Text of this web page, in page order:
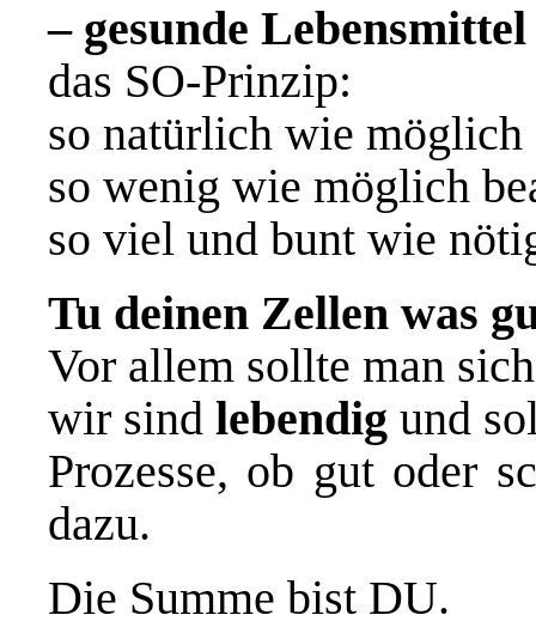
– gesunde Lebensmittel
das SO-Prinzip:
so natürlich wie möglich
so wenig wie möglich
so viel und bunt wie
Tu deinen Zellen was
Vor allem sollte man
wir sind lebendig und
Prozesse, ob gut oder
dazu.
Die Summe bist DU.